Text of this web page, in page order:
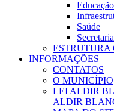
Saúde
INFORMAÇÕES
CONTATOS
O MUNICÍPIO
LEI ALDIR
ALDIR